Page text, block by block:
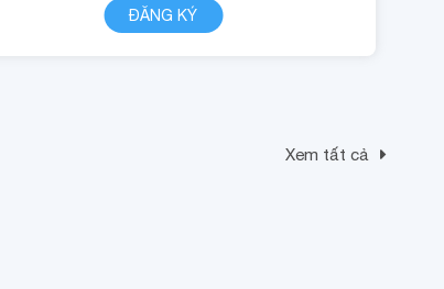
ĐĂNG KÝ
CHI TIẾT
Xem tất cả